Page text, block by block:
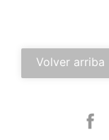
Volver arriba